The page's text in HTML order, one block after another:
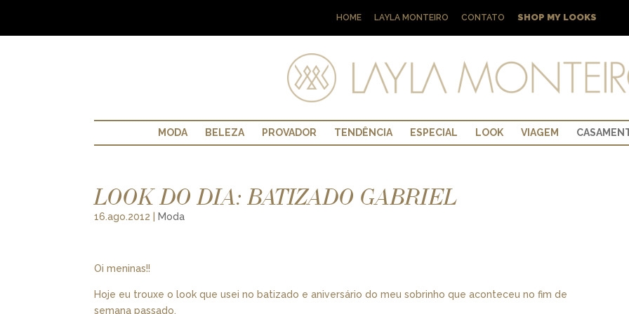
HOME LAYLA MONTEIRO CONTATO SHOP MY LOOKS
MODA BELEZA PROVADOR TENDÊNCIA ESPECIAL LOOK VIAGEM
LOOK DO DIA: BATIZADO GABRIEL
16.ago.2012 Moda
Oi meninas!!
Hoje eu trouxe o look que usei no batizado e aniversário do meu sobrinho que aconteceu no fim de
semana passado.